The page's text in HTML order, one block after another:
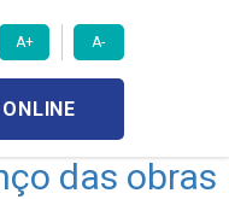
A+ A-
das obras